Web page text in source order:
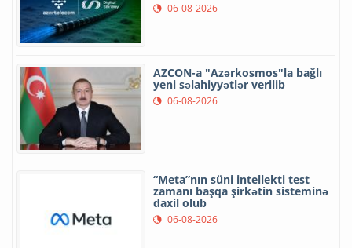
06-08-2026
AZCON-a "Azərkosmos"la bağlı
yeni səlahiyyətlər verilib
06-08-2026
“Meta”nın süni intellekti test
zamanı başqa şirkətin sisteminə
daxil olub
06-08-2026